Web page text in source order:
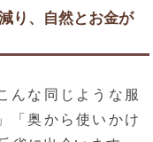
り、自然とお金が
んな同じような服
「奥から使いかけ